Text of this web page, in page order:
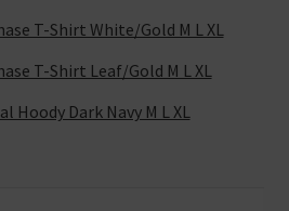
T-Shirt White/Gold M L XL
T-Shirt Leaf/Gold M L XL
Hoody Dark Navy M L XL